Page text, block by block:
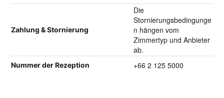
Zahlung & Stornierung
Die
Stornierungsbedingunge
n hängen vom
Zimmertyp und Anbieter
ab.
Nummer der Rezeption +66 2 125 5000